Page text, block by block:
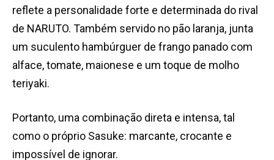
reflete a personalidade forte e determinada do rival
de NARUTO. Também servido no pão laranja, junta
um suculento hambúrguer de frango panado com
alface, tomate, maionese e um toque de molho
teriyaki.
Portanto, uma combinação direta e intensa, tal
como o próprio Sasuke: marcante, crocante e
impossível de ignorar.